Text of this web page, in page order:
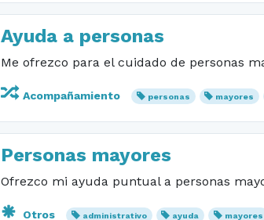
Ayuda a personas
Me ofrezco para el cuidado de personas
Acompañamiento personas mayores
Personas mayores
Ofrezco mi ayuda puntual a personas
Otros administrativo ayuda mayores